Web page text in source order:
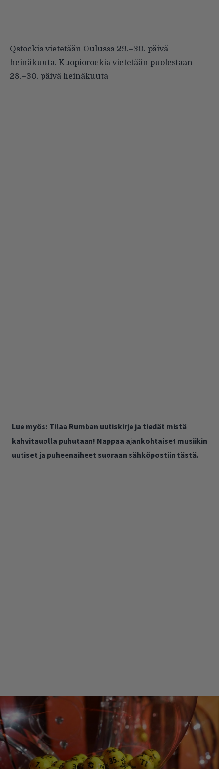
Qstockia vietetään Oulussa 29.–30. päivä
heinäkuuta. Kuopiorockia vietetään puolestaan
28.–30. päivä heinäkuuta.
Lue myös: Tilaa Rumban uutiskirje ja tiedät mistä
kahvitauolla puhutaan! Nappaa ajankohtaiset musiikin
uutiset ja puheenaiheet suoraan sähköpostiin tästä.